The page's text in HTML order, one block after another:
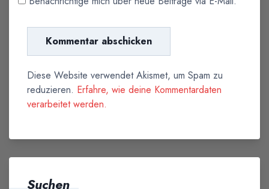
Diese Website verwendet Akismet, um Spam zu
reduzieren. Erfahre, wie deine Kommentardaten
verarbeitet werden.
Suchen